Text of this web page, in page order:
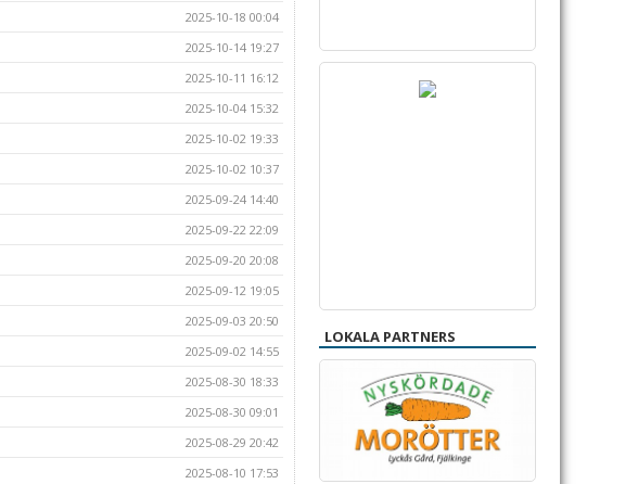
2025-10-18 00:04
2025-10-14 19:27
2025-10-11 16:12
2025-10-04 15:32
2025-10-02 19:33
2025-10-02 10:37
2025-09-24 14:40
2025-09-22 22:09
2025-09-20 20:08
2025-09-12 19:05
2025-09-03 20:50
2025-09-02 14:55
2025-08-30 18:33
2025-08-30 09:01
2025-08-29 20:42
2025-08-10 17:53
LOKALA PARTNERS